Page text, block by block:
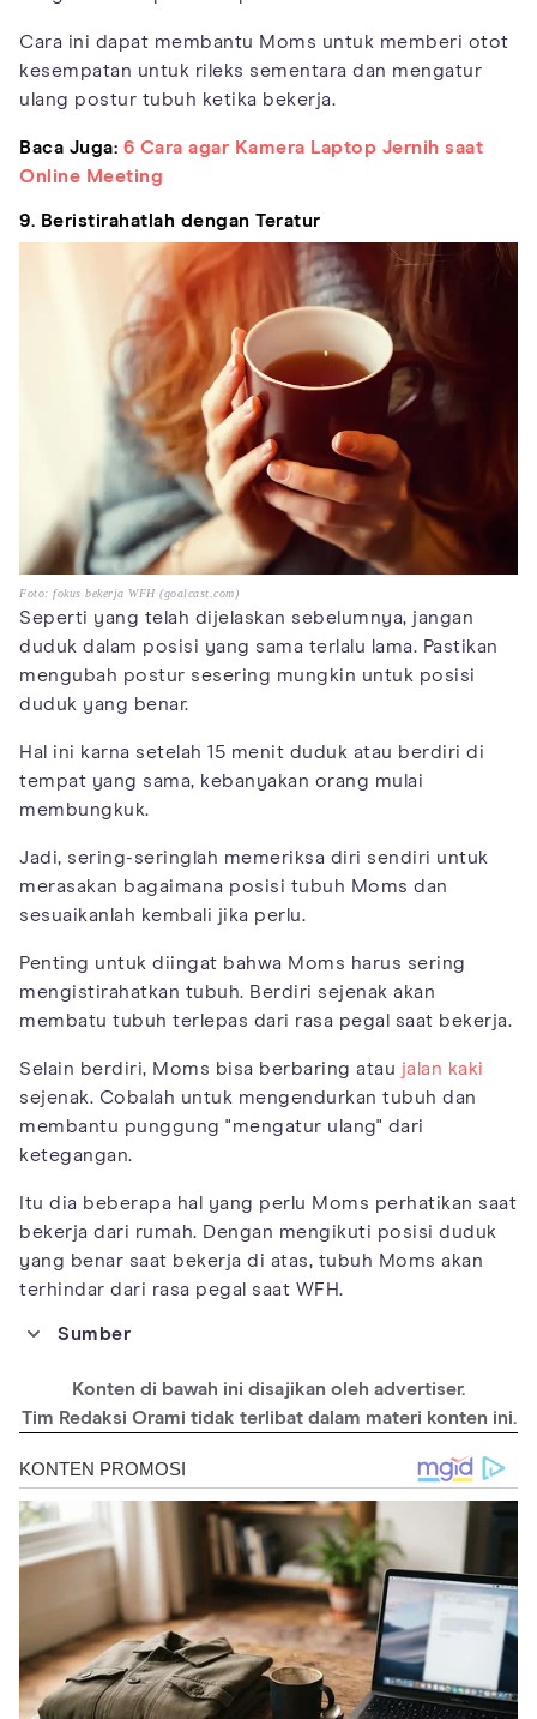
Cara ini dapat membantu Moms untuk memberi otot
kesempatan untuk rileks sementara dan mengatur
ulang postur tubuh ketika bekerja.
Baca Juga: 6 Cara agar Kamera Laptop Jernih saat
Online Meeting
9. Beristirahatlah dengan Teratur
Foto: fokus bekerja WFH (goalcast.com)
Seperti yang telah dijelaskan sebelumnya, jangan
duduk dalam posisi yang sama terlalu lama. Pastikan
mengubah postur sesering mungkin untuk posisi
duduk yang benar.
Hal ini karna setelah 15 menit duduk atau berdiri di
tempat yang sama, kebanyakan orang mulai
membungkuk.
Jadi, sering-seringlah memeriksa diri sendiri untuk
merasakan bagaimana posisi tubuh Moms dan
sesuaikanlah kembali jika perlu.
Penting untuk diingat bahwa Moms harus sering
mengistirahatkan tubuh. Berdiri sejenak akan
membatu tubuh terlepas dari rasa pegal saat bekerja.
Selain berdiri, Moms bisa berbaring atau jalan kaki
sejenak. Cobalah untuk mengendurkan tubuh dan
membantu punggung "mengatur ulang" dari
ketegangan.
Itu dia beberapa hal yang perlu Moms perhatikan saat
bekerja dari rumah. Dengan mengikuti posisi duduk
yang benar saat bekerja di atas, tubuh Moms akan
terhindar dari rasa pegal saat WFH.
Sumber
correctly/
https://www.hurstchirorehab.com/blog/posts/learn-proper-
sitting-posture-to-enhance-work-production
https://www.backpainhelp.com/uk/en/news-advice/post/these-
are-the-13-components-of-proper-sitting-posture-at-your-
computer
https://www.republiclab.com/proper-sitting-posture/
https://www.hss.edu/article_work-from-home-sitting-
posture.asp
https://www.spine-health.com/wellness/ergonomics/ten-tips-
improving-posture-and-ergonomics
Konten di bawah ini disajikan oleh advertiser.
Tim Redaksi Orami tidak terlibat dalam materi konten ini.